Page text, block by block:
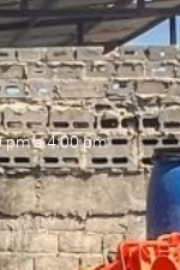
pm a 4:00 pm